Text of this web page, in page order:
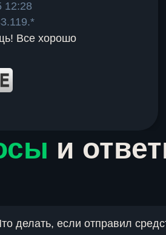
12:28
Все хорошо
и
делать, если отправил